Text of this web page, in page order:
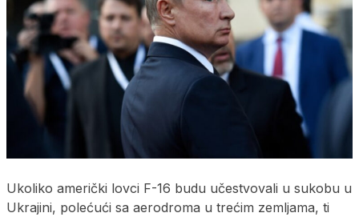
Ukoliko američki lovci F-16 budu učestvovali u sukobu u
Ukrajini, polećući sa aerodroma u trećim zemljama, ti